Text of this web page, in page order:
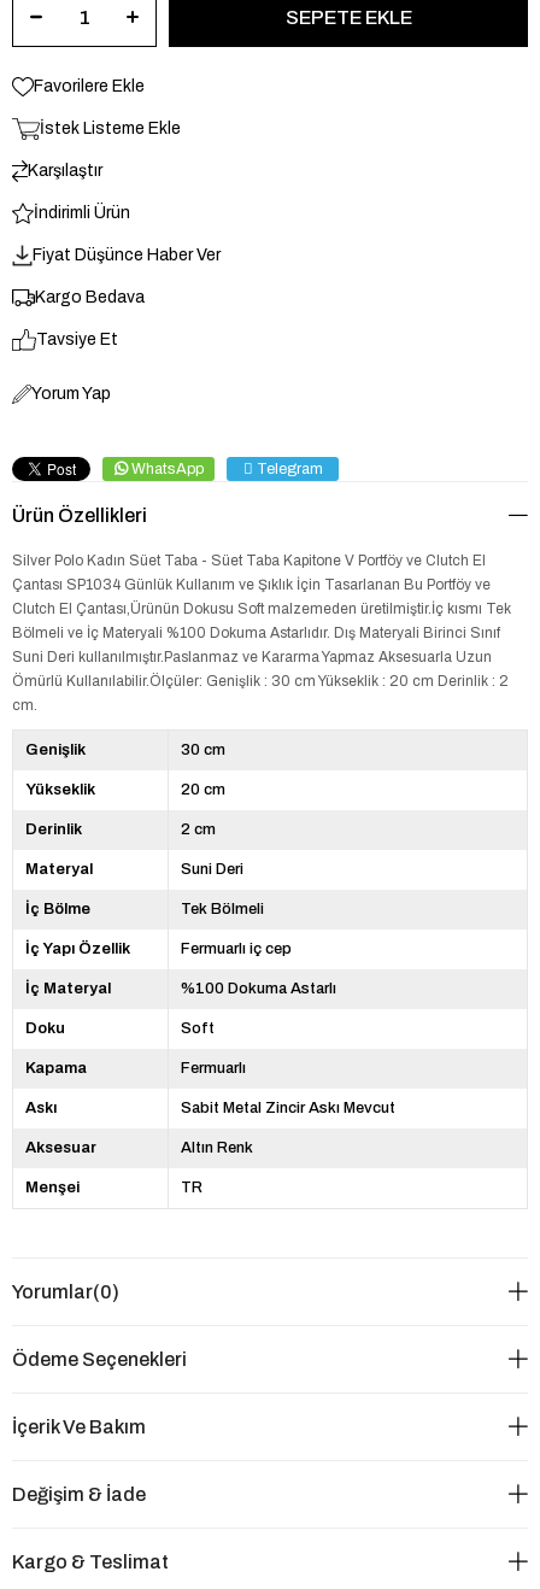
Favorilere Ekle
İstek Listeme Ekle
Karşılaştır
İndirimli Ürün
Fiyat Düşünce Haber Ver
Kargo Bedava
Tavsiye Et
Yorum Yap
WhatsApp Telegram
Ürün Özellikleri
Silver Polo Kadın Süet Taba - Süet Taba Kapitone V Portföy ve Clutch El
Çantası SP1034 Günlük Kullanım ve Şıklık İçin Tasarlanan Bu Portföy ve
Clutch El Çantası,Ürünün Dokusu Soft malzemeden üretilmiştir.İç kısmı Tek
Bölmeli ve İç Materyali %100 Dokuma Astarlıdır. Dış Materyali Birinci Sınıf
Suni Deri kullanılmıştır.Paslanmaz ve Kararma Yapmaz Aksesuarla Uzun
Ömürlü Kullanılabilir.Ölçüler: Genişlik : 30 cm Yükseklik : 20 cm Derinlik : 2
cm.
Genişlik 30 cm
Yükseklik 20 cm
Derinlik 2 cm
Materyal Suni Deri
İç Bölme Tek Bölmeli
İç Yapı Özellik Fermuarlı iç cep
İç Materyal %100 Dokuma Astarlı
Doku Soft
Kapama Fermuarlı
Askı Sabit Metal Zincir Askı Mevcut
Aksesuar Altın Renk
Menşei TR
Yorumlar(0)
Ödeme Seçenekleri
İçerik Ve Bakım
Değişim & İade
Kargo & Teslimat